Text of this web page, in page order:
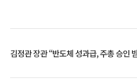
김정관 장관 “반도체 성과급, 주총 승인